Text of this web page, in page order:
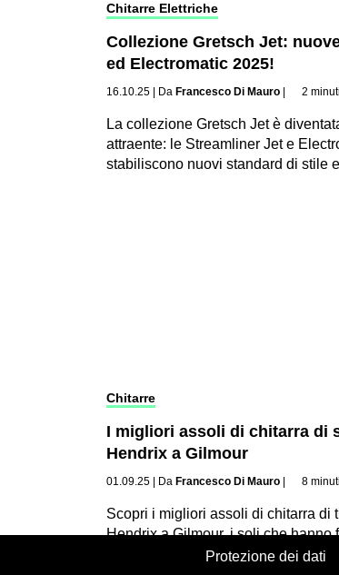
Chitarre Elettriche
Collezione Gretsch Jet:
ed Electromatic 2025!
16.10.25 Da Francesco Di Mauro 2 minuti
La collezione Gretsch Jet è
attraente: le Streamliner Jet e
stabiliscono nuovi standard di stile
Chitarre
I migliori assoli di chitarra di
Hendrix a Gilmour
01.09.25 | Da Francesco Di Mauro | 8 minuti
Scopri i migliori assoli di chitarra di
Hendrix a Gilmour, i soli che hanno
rock e ispirato generazioni.
Protezione dei dati